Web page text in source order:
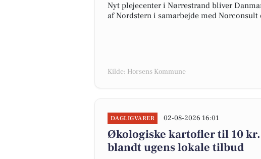
Nyt plejecenter i Nørrestrand bliver
af Nordstern i samarbejde med
Kilde: Horsens Kommune
DAGLIGVARER 02-08-2026 16:01
Økologiske kartofler til 10
blandt ugens lokale tilbud